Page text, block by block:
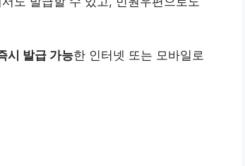
시 발급 가능한 인터넷 또는 모바일로